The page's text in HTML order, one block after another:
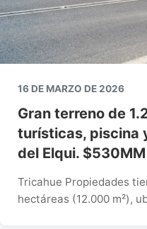
16 DE MARZO DE 2026
Gran terreno de
turísticas, piscina
del Elqui. $530MM
Tricahue Propiedades
hectáreas (12.000 m²),